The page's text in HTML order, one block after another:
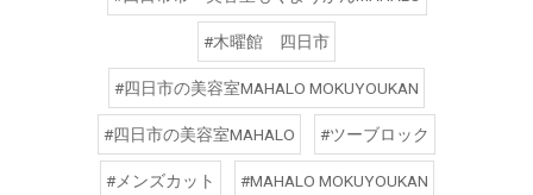
#木曜館 四日市
#四日市の美容室MAHALO MOKUYOUKAN
#四日市の美容室MAHALO #ツーブロック
#メンズカット #MAHALO MOKUYOUKAN